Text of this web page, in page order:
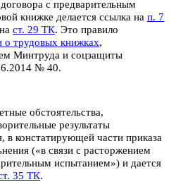
с предварительным
книжке делается ссылка на п. 7
ст. 29 ТК. Это правило
о трудовых книжках,
Минтруда и соцзащиты
№ 40.
обстоятельства,
результаты
в констатирующей части приказа
(«в связи с расторжением
испытанием») и дается
35 ТК.